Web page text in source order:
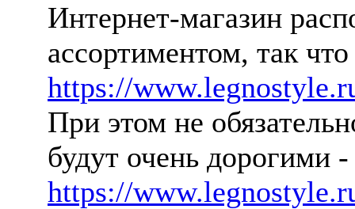
Интернет-магазин
ассортиментом, так
https://
При этом не
будут очень дорогими -
https://